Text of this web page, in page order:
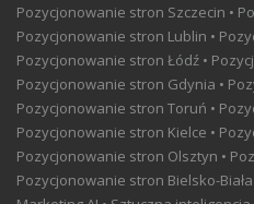
Pozycjonowanie stron Szczecin •
Pozycjonowanie stron Lublin •
Pozycjonowanie stron Łódź •
Pozycjonowanie stron Gdynia •
Pozycjonowanie stron Toruń •
Pozycjonowanie stron Kielce •
Pozycjonowanie stron Olsztyn •
Pozycjonowanie stron Bielsko-